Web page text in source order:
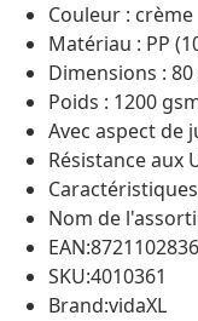
Couleur : crème
Matériau : PP
Dimensions : 80
Poids : 1200
Avec aspect de
Résistance aux
Nom de
SKU:4010361
Brand:vidaXL